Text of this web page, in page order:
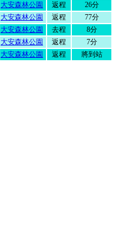
大安森林公園 返程
26分
大安森林公園 返程
77分
大安森林公園 去程
8分
大安森林公園 返程
7分
大安森林公園 返程 將到站